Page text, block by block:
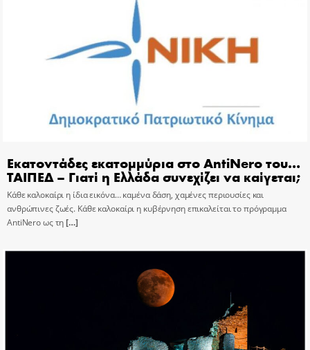
Εκατοντάδες εκατομμύρια στο AntiNero του…
ΤΑΙΠΕΔ – Γιατί η Ελλάδα συνεχίζει να καίγεται;
Κάθε καλοκαίρι η ίδια εικόνα… καμένα δάση, χαμένες περιουσίες και
ανθρώπινες ζωές. Κάθε καλοκαίρι η κυβέρνηση επικαλείται το πρόγραμμα
AntiNero ως τη[…]